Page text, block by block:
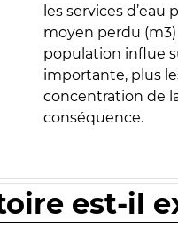
les services
moyen perdu
population influe
importante, plus
concentration de
conséquence.
est-il